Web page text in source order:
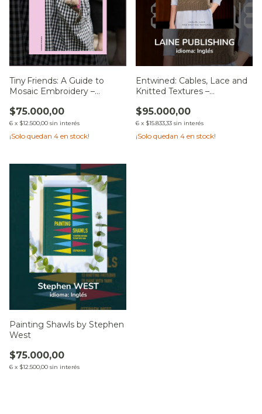
Tiny Friends: A Guide to
Mosaic Embroidery –
Publishing
$75.000,00
6 x $12.500,00 sin interés
¡Solo quedan 4 en stock!
Entwined: Cables, Lace and
Knitted Textures –
$95.000,00
6 x $15.833,33 sin interés
¡Solo quedan 4 en stock!
Painting Shawls by Stephen
West
$75.000,00
6 x $12.500,00 sin interés